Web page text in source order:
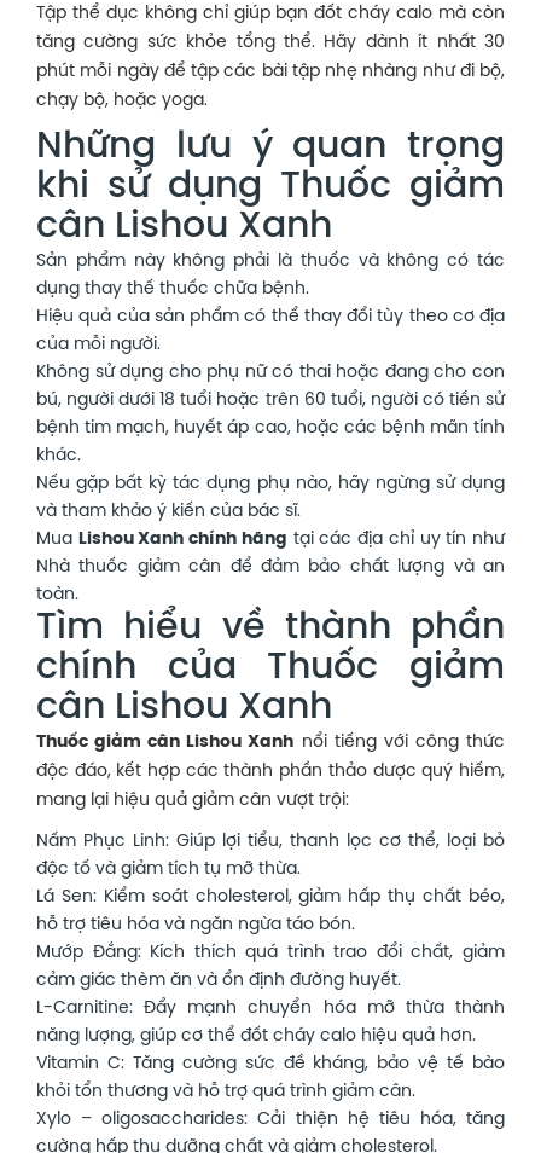
Tập thể dục không chỉ giúp bạn đốt cháy calo mà còn
tăng cường sức khỏe tổng thể. Hãy dành ít nhất 30
phút mỗi ngày để tập các bài tập nhẹ nhàng như đi bộ,
chạy bộ, hoặc yoga.
Những lưu ý quan trọng
khi sử dụng Thuốc giảm
cân Lishou Xanh
Sản phẩm này không phải là thuốc và không có tác
dụng thay thế thuốc chữa bệnh.
Hiệu quả của sản phẩm có thể thay đổi tùy theo cơ địa
của mỗi người.
Không sử dụng cho phụ nữ có thai hoặc đang cho con
bú, người dưới 18 tuổi hoặc trên 60 tuổi, người có tiền sử
bệnh tim mạch, huyết áp cao, hoặc các bệnh mãn tính
khác.
Nếu gặp bất kỳ tác dụng phụ nào, hãy ngừng sử dụng
và tham khảo ý kiến của bác sĩ.
Mua Lishou Xanh chính hãng tại các địa chỉ uy tín như
Nhà thuốc giảm cân để đảm bảo chất lượng và an
toàn.
Tìm hiểu về thành phần
chính của Thuốc giảm
cân Lishou Xanh
Thuốc giảm cân Lishou Xanh nổi tiếng với công thức
độc đáo, kết hợp các thành phần thảo dược quý hiếm,
mang lại hiệu quả giảm cân vượt trội:
Nấm Phục Linh: Giúp lợi tiểu, thanh lọc cơ thể, loại bỏ
độc tố và giảm tích tụ mỡ thừa.
Lá Sen: Kiểm soát cholesterol, giảm hấp thụ chất béo,
hỗ trợ tiêu hóa và ngăn ngừa táo bón.
Mướp Đắng: Kích thích quá trình trao đổi chất, giảm
cảm giác thèm ăn và ổn định đường huyết.
L-Carnitine: Đẩy mạnh chuyển hóa mỡ thừa thành
năng lượng, giúp cơ thể đốt cháy calo hiệu quả hơn.
Vitamin C: Tăng cường sức đề kháng, bảo vệ tế bào
khỏi tổn thương và hỗ trợ quá trình giảm cân.
Xylo – oligosaccharides: Cải thiện hệ tiêu hóa, tăng
cường hấp thu dưỡng chất và giảm cholesterol.